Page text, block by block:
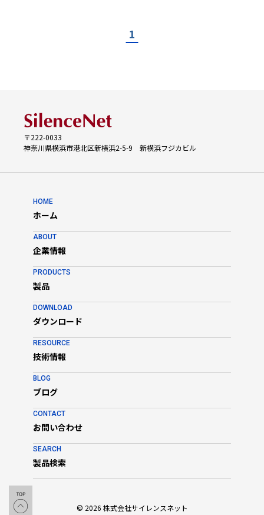
1
〒222-0033
神奈川県横浜市港北区新横浜2-5-9 新横浜フジカビル
HOME
ホーム
ABOUT
企業情報
PRODUCTS
製品
DOWNLOAD
ダウンロード
RESOURCE
技術情報
BLOG
ブログ
CONTACT
お問い合わせ
SEARCH
製品検索
© 2026 株式会社サイレンスネット